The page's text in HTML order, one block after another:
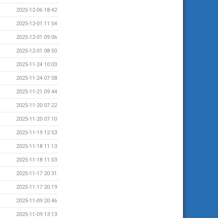
2025-12-06 18:42
2025-12-01 11:54
2025-12-01 09:06
2025-12-01 08:50
2025-11-24 10:03
2025-11-24 07:58
2025-11-21 09:44
2025-11-20 07:22
2025-11-20 07:10
2025-11-19 12:53
2025-11-18 11:13
2025-11-18 11:03
2025-11-17 20:31
2025-11-17 20:19
2025-11-09 20:46
2025-11-09 13:13